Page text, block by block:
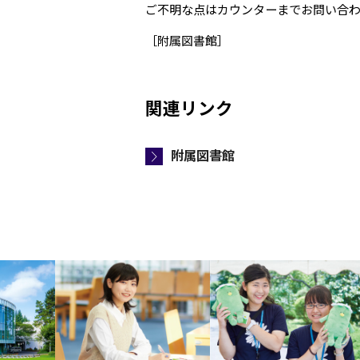
ご不明な点はカウンターまでお問い合
［附属図書館］
関連リンク
附属図書館